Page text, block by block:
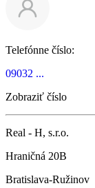
Telefónne číslo:
09032 ...
Zobraziť číslo
Real - H, s.r.o.
Hraničná 20B
Bratislava-Ružinov